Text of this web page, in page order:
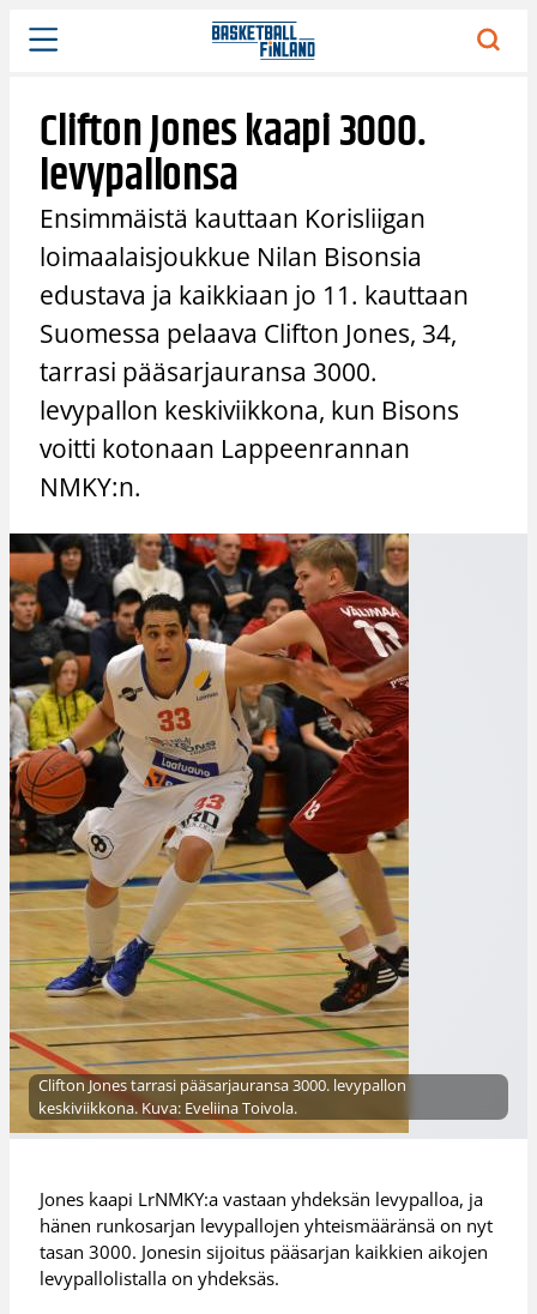
Siirry
sisältöön
Clifton Jones kaapi 3000.
levypallonsa
Ensimmäistä kauttaan Korisliigan
loimaalaisjoukkue Nilan Bisonsia
edustava ja kaikkiaan jo 11. kauttaan
Suomessa pelaava Clifton Jones, 34,
tarrasi pääsarjauransa 3000.
levypallon keskiviikkona, kun Bisons
voitti kotonaan Lappeenrannan
NMKY:n.
Clifton Jones tarrasi pääsarjauransa 3000. levypallon
keskiviikkona. Kuva: Eveliina Toivola.
Jones kaapi LrNMKY:a vastaan yhdeksän levypalloa, ja
hänen runkosarjan levypallojen yhteismääränsä on nyt
tasan 3000. Jonesin sijoitus pääsarjan kaikkien aikojen
levypallolistalla on yhdeksäs.